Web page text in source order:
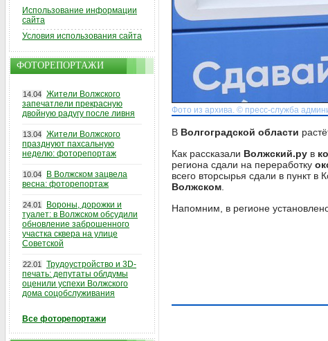
Фото из архива. © пресс-служба
В Волгоградской области
Как рассказали Волжский.ру в
региона сдали на переработку
всего вторсырья сдали в пункт
Волжском
Напомним, в регионе
Использование информации
сайта
Условия использования сайта
ФОТОРЕПОРТАЖИ
14.04 Жители Волжского
запечатлели прекрасную
двойную радугу после ливня
13.04 Жители Волжского
празднуют пахсальную
неделю: фоторепортаж
10.04
В Волжском зацвела
весна: фоторепортаж
24.01
Вороны, дорожки и
туалет: в Волжском обсудили
обновление заброшенного
участка сквера на улице
Советской
22.01
Трудоустройство и 3D-
печать: депутаты облдумы
оценили успехи Волжского
дома соцобслуживания
Все фоторепортажи